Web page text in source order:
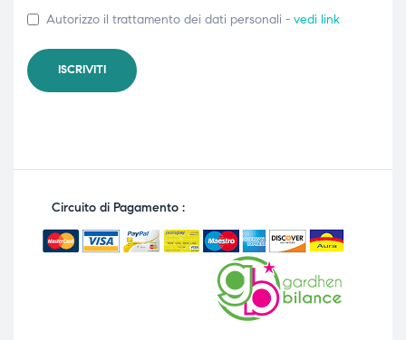
Autorizzo il trattamento dei dati personali - vedi link
Circuito di Pagamento :